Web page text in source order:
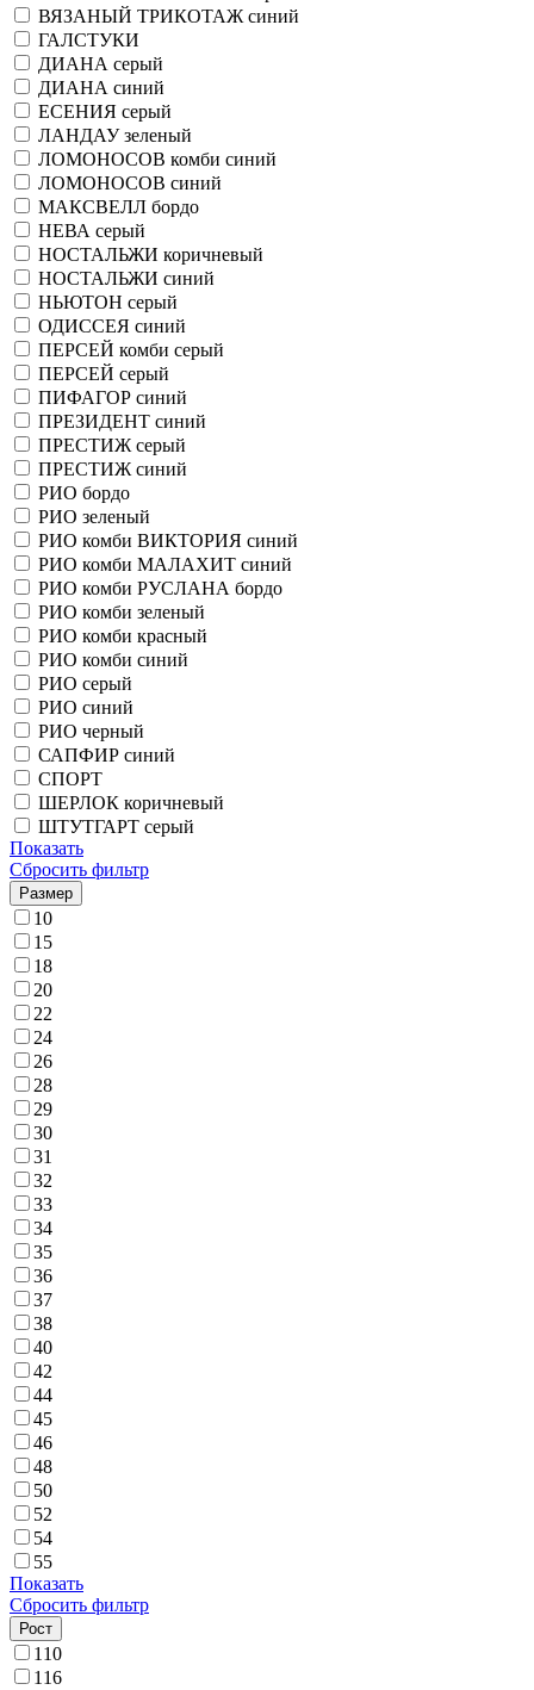
ВЯЗАНЫЙ ТРИКОТАЖ синий
ГАЛСТУКИ
ДИАНА серый
ДИАНА синий
ЕСЕНИЯ серый
ЛАНДАУ зеленый
ЛОМОНОСОВ комби синий
ЛОМОНОСОВ синий
МАКСВЕЛЛ бордо
НЕВА серый
НОСТАЛЬЖИ коричневый
НОСТАЛЬЖИ синий
НЬЮТОН серый
ОДИССЕЯ синий
ПЕРСЕЙ комби серый
ПЕРСЕЙ серый
ПИФАГОР синий
ПРЕЗИДЕНТ синий
ПРЕСТИЖ серый
ПРЕСТИЖ синий
РИО бордо
РИО зеленый
РИО комби ВИКТОРИЯ синий
РИО комби МАЛАХИТ синий
РИО комби РУСЛАНА бордо
РИО комби зеленый
РИО комби красный
РИО комби синий
РИО серый
РИО синий
РИО черный
САПФИР синий
СПОРТ
ШЕРЛОК коричневый
ШТУТГАРТ серый
Показать
Сбросить фильтр
Размер
10
15
18
20
22
24
26
28
29
30
31
32
33
34
35
36
37
38
40
42
44
45
46
48
50
52
54
55
Показать
Сбросить фильтр
Рост
110
116